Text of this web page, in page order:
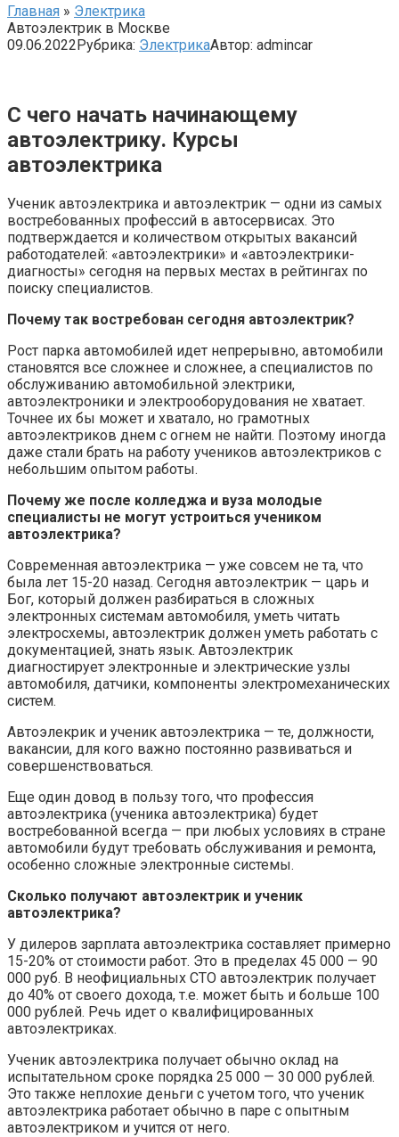
Главная » Электрика
Автоэлектрик в Москве
09.06.2022Рубрика: ЭлектрикаАвтор: admincar
С чего начать начинающему
автоэлектрику. Курсы
автоэлектрика
Ученик автоэлектрика и автоэлектрик — одни из самых
востребованных профессий в автосервисах. Это
подтверждается и количеством открытых вакансий
работодателей: «автоэлектрики» и «автоэлектрики-
диагносты» сегодня на первых местах в рейтингах по
поиску специалистов.
Почему так востребован сегодня автоэлектрик?
Рост парка автомобилей идет непрерывно, автомобили
становятся все сложнее и сложнее, а специалистов по
обслуживанию автомобильной электрики,
автоэлектроники и электрооборудования не хватает.
Точнее их бы может и хватало, но грамотных
автоэлектриков днем с огнем не найти. Поэтому иногда
даже стали брать на работу учеников автоэлектриков с
небольшим опытом работы.
Почему же после колледжа и вуза молодые
специалисты не могут устроиться учеником
автоэлектрика?
Современная автоэлектрика — уже совсем не та, что
была лет 15-20 назад. Сегодня автоэлектрик — царь и
Бог, который должен разбираться в сложных
электронных системам автомобиля, уметь читать
электросхемы, автоэлектрик должен уметь работать с
документацией, знать язык. Автоэлектрик
диагностирует электронные и электрические узлы
автомобиля, датчики, компоненты электромеханических
систем.
Автоэлекрик и ученик автоэлектрика — те, должности,
вакансии, для кого важно постоянно развиваться и
совершенствоваться.
Еще один довод в пользу того, что профессия
автоэлектрика (ученика автоэлектрика) будет
востребованной всегда — при любых условиях в стране
автомобили будут требовать обслуживания и ремонта,
особенно сложные электронные системы.
Сколько получают автоэлектрик и ученик
автоэлектрика?
У дилеров зарплата автоэлектрика составляет примерно
15-20% от стоимости работ. Это в пределах 45 000 — 90
000 руб. В неофициальных СТО автоэлектрик получает
до 40% от своего дохода, т.е. может быть и больше 100
000 рублей. Речь идет о квалифицированных
автоэлектриках.
Ученик автоэлектрика получает обычно оклад на
испытательном сроке порядка 25 000 — 30 000 рублей.
Это также неплохие деньги с учетом того, что ученик
автоэлектрика работает обычно в паре с опытным
автоэлектриком и учится от него.